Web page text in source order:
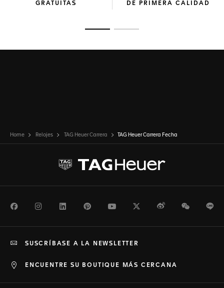
GRATUITAS
DE PRIMERA CALIDAD
Home Relojes TAG Heuer Carrera TAG Heuer Carrera Fecha
FacebookInstagramLinkedInPinterestYoutubeTwitterWeiboWeChat
ENCUENTRE SU BOUTIQUE MÁS CERCANA
SUSCRÍBASE A LA NEWSLETTER